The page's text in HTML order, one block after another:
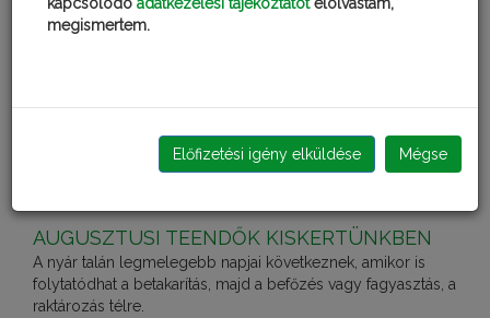
KERTI KALENDÁRIUM
AUGUSZTUSI TEENDŐK KISKERTÜNKBEN
A nyár talán legmelegebb napjai következnek, amikor is
folytatódhat a betakarítás, majd a befőzés vagy fagyasztás, a
raktározás télre.
megismertem.
Előfizetési igény elküldése Mégse